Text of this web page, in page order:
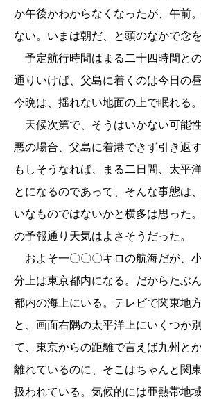
か午後かわからなくなったが、午前
ない。いまは朝だ、と頭のなかで念を
予定航行時間はまる二十四時間と
通りいけば、父島に着くのは今日の
今晩は、揺れない地面の上で眠れる。
天候次第で、そうはいかない可能
悪の場合、父島に着港できず引き返
もしそうなれば、まる二日間、太平
とになるのであって、そんな事態は
いなものではないかと横多は思った
の予報通り天気はよさそうだった。
およそ一〇〇〇キロの航海だが、
分上は東京都内になる。だからたぶ
都内の海上にいる。テレビで関東地
と、画面右隅の太平洋上にいくつか
て、東京からの距離で言えば九州と
離れているのに、そこはちゃんと関
扱われている。気候的には亜熱帯地